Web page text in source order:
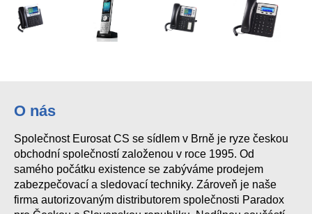
O nás
Společnost Eurosat CS se sídlem v Brně je ryze českou
obchodní společností založenou v roce 1995. Od
samého počátku existence se zabýváme prodejem
zabezpečovací a sledovací techniky. Zároveň je naše
firma autorizovaným distributorem společnosti Paradox